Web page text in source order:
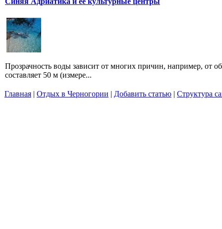
Прозрачность воды зависит от многих причин, например, от
составляет 50 м (измере...
Главная | Отдых в Черногории | Добавить статью | Структура